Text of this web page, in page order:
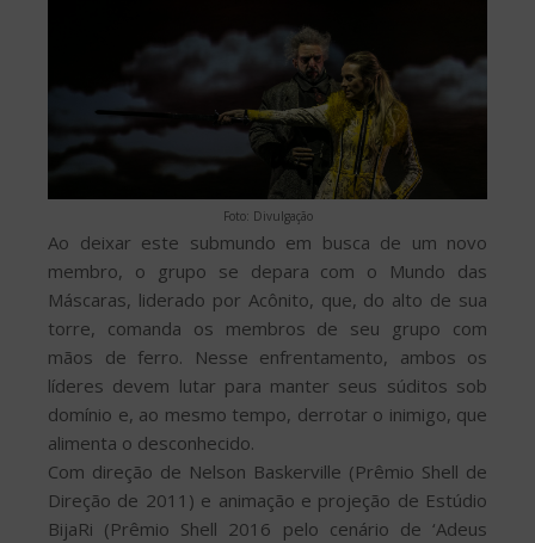
Foto: Divulgação
Ao deixar este submundo em busca de um novo
membro, o grupo se depara com o Mundo das
Máscaras, liderado por Acônito, que, do alto de sua
torre, comanda os membros de seu grupo com
mãos de ferro. Nesse enfrentamento, ambos os
líderes devem lutar para manter seus súditos sob
domínio e, ao mesmo tempo, derrotar o inimigo, que
alimenta o desconhecido.
Com direção de Nelson Baskerville (Prêmio Shell de
Direção de 2011) e animação e projeção de Estúdio
BijaRi (Prêmio Shell 2016 pelo cenário de ‘Adeus